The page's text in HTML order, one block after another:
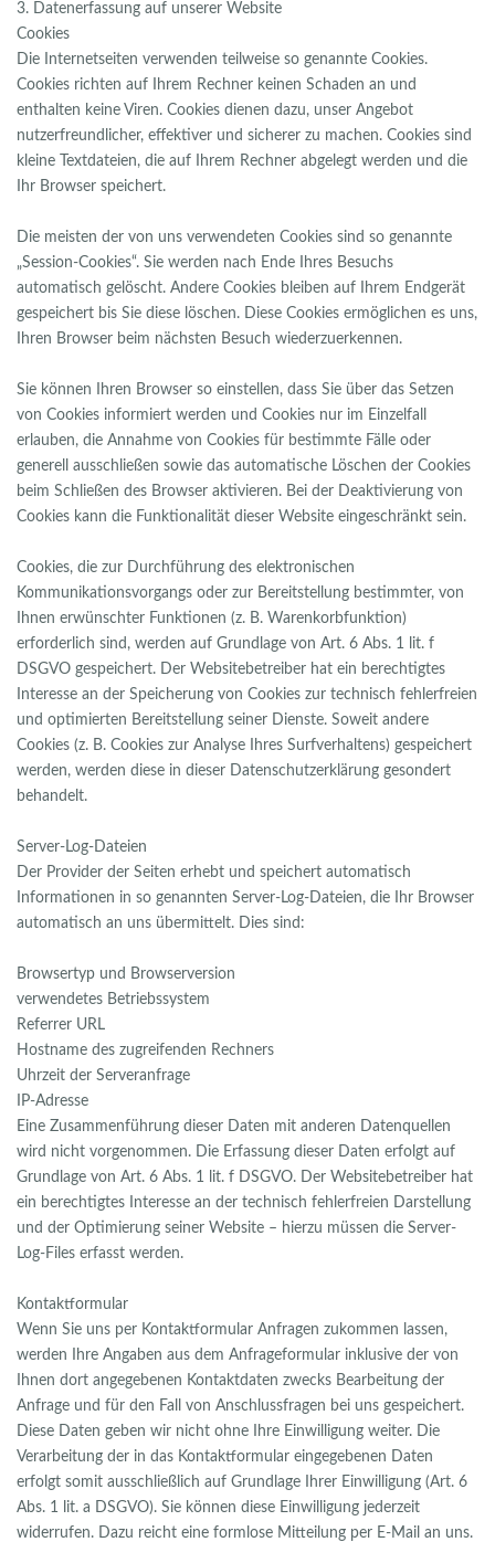
3. Datenerfassung auf unserer Website
Cookies
Die Internetseiten verwenden teilweise so genannte Cookies.
Cookies richten auf Ihrem Rechner keinen Schaden an und
enthalten keine Viren. Cookies dienen dazu, unser Angebot
nutzerfreundlicher, effektiver und sicherer zu machen. Cookies sind
kleine Textdateien, die auf Ihrem Rechner abgelegt werden und die
Ihr Browser speichert.
Die meisten der von uns verwendeten Cookies sind so genannte
„Session-Cookies“. Sie werden nach Ende Ihres Besuchs
automatisch gelöscht. Andere Cookies bleiben auf Ihrem Endgerät
gespeichert bis Sie diese löschen. Diese Cookies ermöglichen es uns,
Ihren Browser beim nächsten Besuch wiederzuerkennen.
Sie können Ihren Browser so einstellen, dass Sie über das Setzen
von Cookies informiert werden und Cookies nur im Einzelfall
erlauben, die Annahme von Cookies für bestimmte Fälle oder
generell ausschließen sowie das automatische Löschen der Cookies
beim Schließen des Browser aktivieren. Bei der Deaktivierung von
Cookies kann die Funktionalität dieser Website eingeschränkt sein.
Cookies, die zur Durchführung des elektronischen
Kommunikationsvorgangs oder zur Bereitstellung bestimmter, von
Ihnen erwünschter Funktionen (z. B. Warenkorbfunktion)
erforderlich sind, werden auf Grundlage von Art. 6 Abs. 1 lit. f
DSGVO gespeichert. Der Websitebetreiber hat ein berechtigtes
Interesse an der Speicherung von Cookies zur technisch fehlerfreien
und optimierten Bereitstellung seiner Dienste. Soweit andere
Cookies (z. B. Cookies zur Analyse Ihres Surfverhaltens) gespeichert
werden, werden diese in dieser Datenschutzerklärung gesondert
behandelt.
Server-Log-Dateien
Der Provider der Seiten erhebt und speichert automatisch
Informationen in so genannten Server-Log-Dateien, die Ihr Browser
automatisch an uns übermittelt. Dies sind:
Browsertyp und Browserversion
verwendetes Betriebssystem
Referrer URL
Hostname des zugreifenden Rechners
Uhrzeit der Serveranfrage
IP-Adresse
Eine Zusammenführung dieser Daten mit anderen Datenquellen
wird nicht vorgenommen. Die Erfassung dieser Daten erfolgt auf
Grundlage von Art. 6 Abs. 1 lit. f DSGVO. Der Websitebetreiber hat
ein berechtigtes Interesse an der technisch fehlerfreien Darstellung
und der Optimierung seiner Website – hierzu müssen die Server-
Log-Files erfasst werden.
Kontaktformular
Wenn Sie uns per Kontaktformular Anfragen zukommen lassen,
werden Ihre Angaben aus dem Anfrageformular inklusive der von
Ihnen dort angegebenen Kontaktdaten zwecks Bearbeitung der
Anfrage und für den Fall von Anschlussfragen bei uns gespeichert.
Diese Daten geben wir nicht ohne Ihre Einwilligung weiter. Die
Verarbeitung der in das Kontaktformular eingegebenen Daten
erfolgt somit ausschließlich auf Grundlage Ihrer Einwilligung (Art. 6
Abs. 1 lit. a DSGVO). Sie können diese Einwilligung jederzeit
widerrufen. Dazu reicht eine formlose Mitteilung per E-Mail an uns.